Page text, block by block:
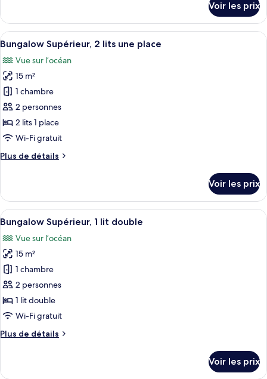
(Double)
le
type
de
chambre
Standard
Bungalow
(Double)
Voir les prix
Afficher
toutes
les
photos
pour
ce
type
de
chambre :
Bungalow
lits
une
place
Une petite maison avec un toit en
9
Bungalow Supérieur, 2 lits une place
Vue sur l’océan
15 m²
1 chambre
2 personnes
2 lits 1 place
Wi-Fi gratuit
Plus de détails
Plus
le
type
de
chambre
Bungalow
Supérieur,
2
lits
une
place
Voir les prix
Afficher
toutes
les
photos
pour
ce
type
de
chambre :
Bungalow
Une vue sur la plage avec un hamac
10
Bungalow Supérieur, 1 lit double
Vue sur l’océan
15 m²
1 chambre
2 personnes
1 lit double
Wi-Fi gratuit
Plus de détails
Plus
le
Voir les prix